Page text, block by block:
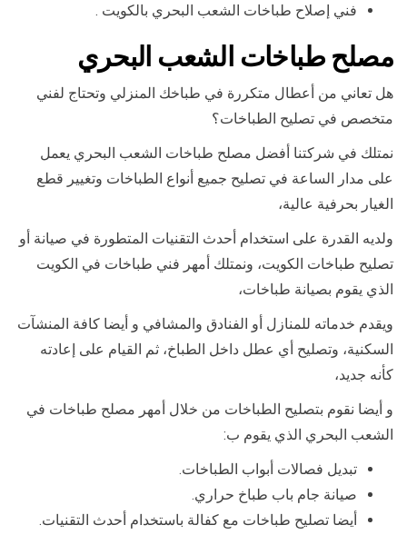
فني إصلاح طباخات الشعب البحري بالكويت .
مصلح طباخات الشعب البحري
هل تعاني من أعطال متكررة في طباخك المنزلي وتحتاج لفني
متخصص في تصليح الطباخات؟
نمتلك في شركتنا أفضل مصلح طباخات الشعب البحري يعمل
على مدار الساعة في تصليح جميع أنواع الطباخات وتغيير قطع
الغيار بحرفية عالية،
ولديه القدرة على استخدام أحدث التقنيات المتطورة في صيانة أو
تصليح طباخات الكويت، ونمتلك أمهر فني طباخات في الكويت
الذي يقوم بصيانة طباخات،
ويقدم خدماته للمنازل أو الفنادق والمشافي و أيضا كافة المنشآت
السكنية، وتصليح أي عطل داخل الطباخ، ثم القيام على إعادته
كأنه جديد،
و أيضا نقوم بتصليح الطباخات من خلال أمهر مصلح طباخات في
الشعب البحري الذي يقوم ب:
تبديل فصالات أبواب الطباخات.
صيانة جام باب طباخ حراري.
أيضا تصليح طباخات مع كفالة باستخدام أحدث التقنيات.